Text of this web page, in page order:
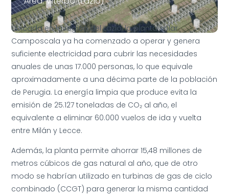
Ubicada en la región del Lazio, la planta solar
Camposcala ya ha comenzado a operar y genera
suficiente electricidad para cubrir las necesidades
anuales de unas 17.000 personas, lo que equivale
aproximadamente a una décima parte de la población
de Perugia. La energía limpia que produce evita la
emisión de 25.127 toneladas de CO₂ al año, el
equivalente a eliminar 60.000 vuelos de ida y vuelta
entre Milán y Lecce.
Además, la planta permite ahorrar 15,48 millones de
metros cúbicos de gas natural al año, que de otro
modo se habrían utilizado en turbinas de gas de ciclo
combinado (CCGT) para generar la misma cantidad